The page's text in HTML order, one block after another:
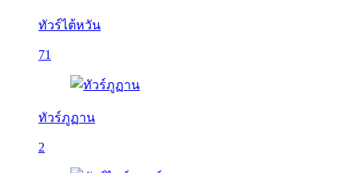
ทัวร์ไต้หวัน
71
ทัวร์ภูฏาน
2